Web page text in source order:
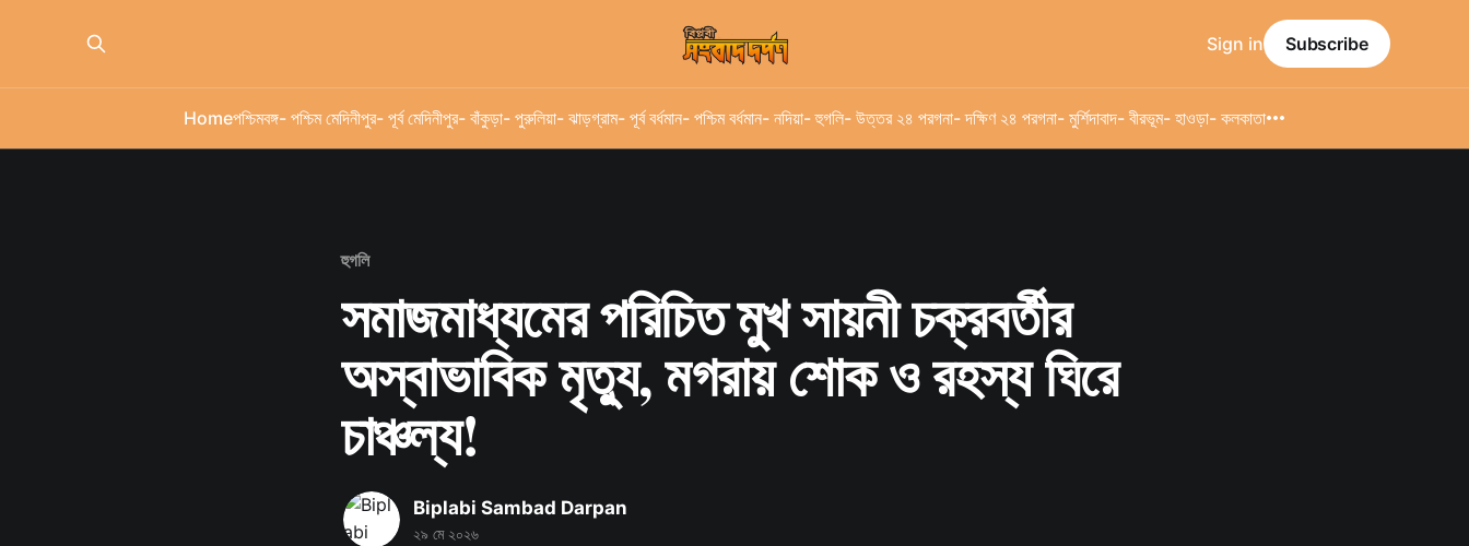
Homeপশ্চিমবঙ্গ- পশ্চিম মেদিনীপুর- পূর্ব মেদিনীপুর- বাঁকুড়া- পুরুলিয়া- ঝাড়গ্রাম- পূর্ব বর্ধমান- পশ্চিম বর্ধমান- নদিয়া- হুগলি- উত্তর ২৪ পরগনা- দক্ষিণ ২৪ পরগনা- মুর্শিদাবাদ- বীরভূম- হাওড়া- কলকাতা
Sign in Subscribe
হুগলি
সমাজমাধ্যমের পরিচিত মুখ সায়নী চক্রবর্তীর
অস্বাভাবিক মৃত্যু, মগরায় শোক ও রহস্য ঘিরে
চাঞ্চল্য!
Biplabi Sambad Darpan
২৯ মে ২০২৬